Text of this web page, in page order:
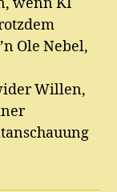
Ole Nebel,
Willen,